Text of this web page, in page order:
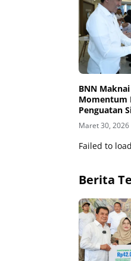
BNN
Momentum
Penguatan
Maret 30, 2026
Failed to
Berita